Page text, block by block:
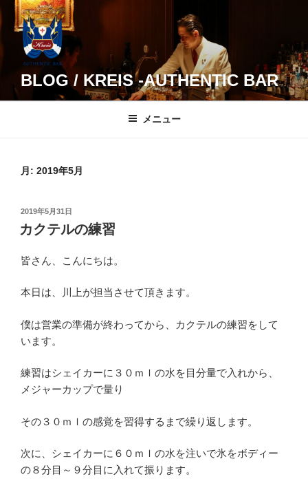
コ
BLOG / KREIS -AUTHENTIC BAR
メニュー
月: 2019年5月
投
稿
日:
2019年5月31日
カクテルの練習
皆さん、こんにちは。
本日は、川上が担当させて頂きます。
僕は営業の準備が終わってから、カクテルの練習をして
います。
練習はシェイカーに３０ｍｌの水を目分量で入れから、
メジャーカップで量り
その３０ｍｌの感覚を習得するまで繰り返します。
次に、シェイカーに６０ｍｌの水を注いで氷をボディー
の８分目～９分目に入れて振ります。